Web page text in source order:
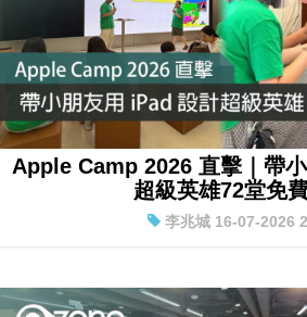
Apple Camp 2026 直擊｜帶
超級英雄72堂免
李兆城 16-07-2026